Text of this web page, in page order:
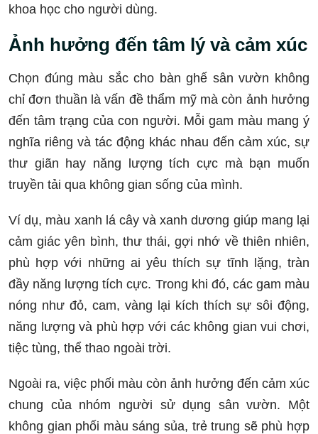
khoa học cho người dùng.
Ảnh hưởng đến tâm lý và cảm xúc
Chọn đúng màu sắc cho bàn ghế sân vườn không
chỉ đơn thuần là vấn đề thẩm mỹ mà còn ảnh hưởng
đến tâm trạng của con người. Mỗi gam màu mang ý
nghĩa riêng và tác động khác nhau đến cảm xúc, sự
thư giãn hay năng lượng tích cực mà bạn muốn
truyền tải qua không gian sống của mình.
Ví dụ, màu xanh lá cây và xanh dương giúp mang lại
cảm giác yên bình, thư thái, gợi nhớ về thiên nhiên,
phù hợp với những ai yêu thích sự tĩnh lặng, tràn
đầy năng lượng tích cực. Trong khi đó, các gam màu
nóng như đỏ, cam, vàng lại kích thích sự sôi động,
năng lượng và phù hợp với các không gian vui chơi,
tiệc tùng, thể thao ngoài trời.
Ngoài ra, việc phối màu còn ảnh hưởng đến cảm xúc
chung của nhóm người sử dụng sân vườn. Một
không gian phối màu sáng sủa, trẻ trung sẽ phù hợp